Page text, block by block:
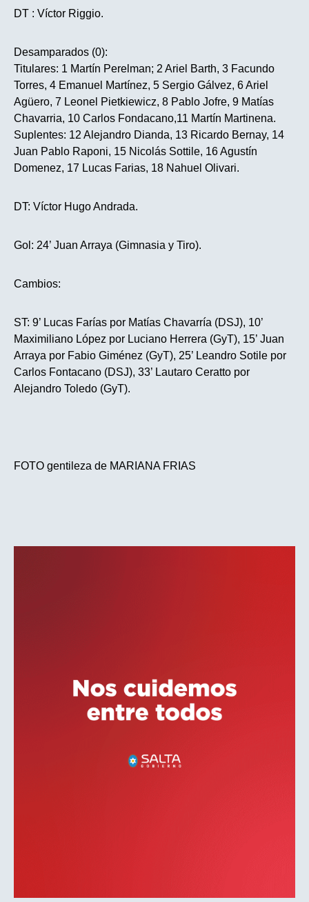
DT : Víctor Riggio.
Desamparados (0):
Titulares: 1 Martín Perelman; 2 Ariel Barth, 3 Facundo
Torres, 4 Emanuel Martínez, 5 Sergio Gálvez, 6 Ariel
Agüero, 7 Leonel Pietkiewicz, 8 Pablo Jofre, 9 Matías
Chavarria, 10 Carlos Fondacano,11 Martín Martinena.
Suplentes: 12 Alejandro Dianda, 13 Ricardo Bernay, 14
Juan Pablo Raponi, 15 Nicolás Sottile, 16 Agustín
Domenez, 17 Lucas Farias, 18 Nahuel Olivari.
DT: Víctor Hugo Andrada.
Gol: 24’ Juan Arraya (Gimnasia y Tiro).
Cambios:
ST: 9’ Lucas Farías por Matías Chavarría (DSJ), 10’
Maximiliano López por Luciano Herrera (GyT), 15’ Juan
Arraya por Fabio Giménez (GyT), 25’ Leandro Sotile por
Carlos Fontacano (DSJ), 33’ Lautaro Ceratto por
Alejandro Toledo (GyT).
FOTO gentileza de MARIANA FRIAS